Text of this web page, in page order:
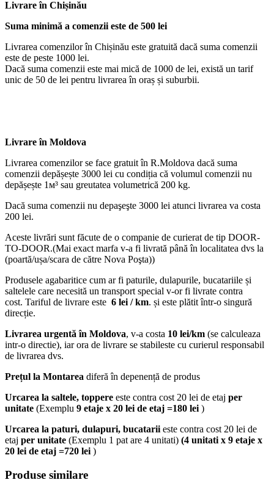
Livrareîn Chișinău
Suma minimă a comenzii este de 500 lei
Livrarea comenzilor în Chișinău este gratuită dacă suma comenzii
este de peste 1000 lei.
Dacă suma comenzii este mai mică de 1000 de lei, există un tarif
unic de 50 de lei pentru livrarea în oraș și suburbii.
Livrare în Moldova
Livrarea comenzilor se face gratuit în R.Moldova dacă suma
comenzii depășește 3000 lei cu condiția că volumul comenzii nu
depășește 1м³ sau greutatea volumetrică 200 kg.
Dacă suma comenzii nu depaşeşte 3000 lei atunci livrarea va costa
200 lei.
Aceste livrări sunt făcute de o companie de curierat de tip DOOR-
TO-DOOR.(Mai exact marfa v-a fi livrată până în localitatea dvs la
(poartă/ușa/scara de către Nova Poşta))
Produsele agabaritice cum ar fi paturile, dulapurile, bucatariile și
saltelele care necesită un transport special v-or fi livrate contra
cost. Tariful de livrare este 6 lei / km. și este plătit într-o singură
direcție.
Livrarea urgentă în Moldova, v-a costa 10 lei/km (se calculeaza
intr-o directie), iar ora de livrare se stabileste cu curierul responsabil
de livrarea dvs.
Prețul la Montarea diferă în depenență de produs
Urcarea la saltele, toppere este contra cost 20 lei de etaj per
unitate (Exemplu 9 etaje x 20 lei de etaj =180 lei )
Urcarea la paturi, dulapuri, bucatarii este contra cost 20 lei de
etaj per unitate (Exemplu 1 pat are 4 unitati) (4 unitati x 9 etaje x
20 lei de etaj =720 lei )
Produse similare